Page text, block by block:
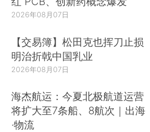
2026年08月07日
【交易簿】松田克也挥刀止损
明治折戟中国乳业
2026年08月07日
海杰航运：今夏北极航道运营
将扩大至7条船、8航次｜出海
·物流